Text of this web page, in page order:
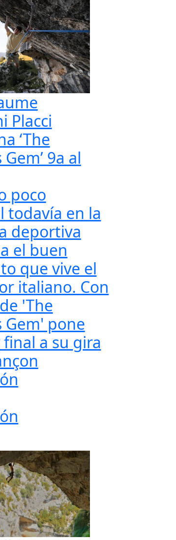
Placci
‘The
9a al
poco
todavía en la
deportiva
el buen
que vive el
italiano. Con
'The
Gem' pone
a su gira